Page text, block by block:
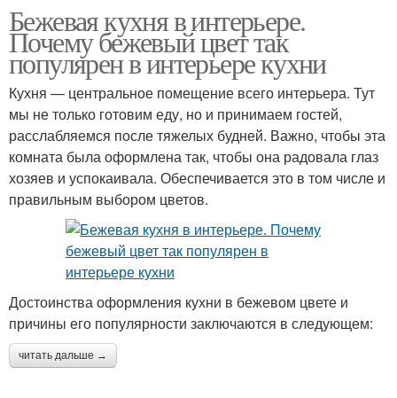
Бежевая кухня в интерьере.
Почему бежевый цвет так
популярен в интерьере кухни
Кухня — центральное помещение всего интерьера. Тут
мы не только готовим еду, но и принимаем гостей,
расслабляемся после тяжелых будней. Важно, чтобы эта
комната была оформлена так, чтобы она радовала глаз
хозяев и успокаивала. Обеспечивается это в том числе и
правильным выбором цветов.
Достоинства оформления кухни в бежевом цвете и
причины его популярности заключаются в следующем:
читать дальше →